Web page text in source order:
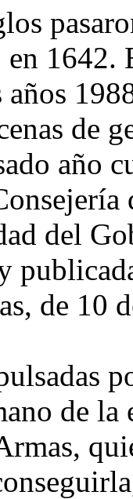
1642.
años
de
año
del
de 10
de